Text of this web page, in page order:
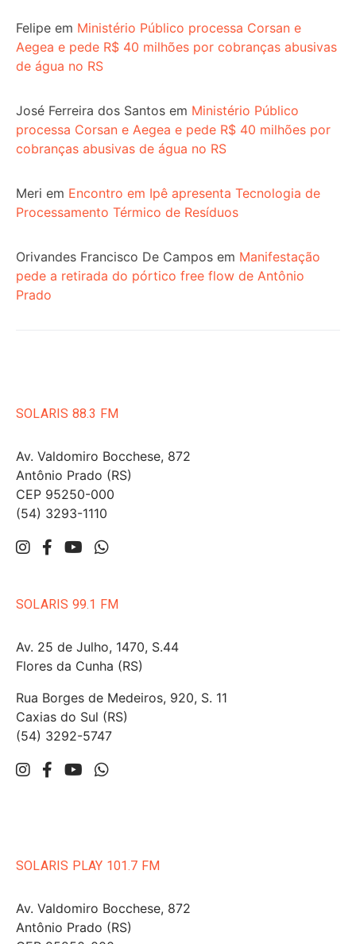
Felipe em Ministério Público processa Corsan e
Aegea e pede R$ 40 milhões por cobranças abusivas
de água no RS
José Ferreira dos Santos em Ministério Público
processa Corsan e Aegea e pede R$ 40 milhões por
cobranças abusivas de água no RS
Meri em Encontro em Ipê apresenta Tecnologia de
Processamento Térmico de Resíduos
Orivandes Francisco De Campos em Manifestação
pede a retirada do pórtico free flow de Antônio
Prado
SOLARIS 88.3 FM
Av. Valdomiro Bocchese, 872
Antônio Prado (RS)
CEP 95250-000
(54) 3293-1110
SOLARIS 99.1 FM
Av. 25 de Julho, 1470, S.44
Flores da Cunha (RS)
Rua Borges de Medeiros, 920, S. 11
Caxias do Sul (RS)
(54) 3292-5747
SOLARIS PLAY 101.7 FM
Av. Valdomiro Bocchese, 872
Antônio Prado (RS)